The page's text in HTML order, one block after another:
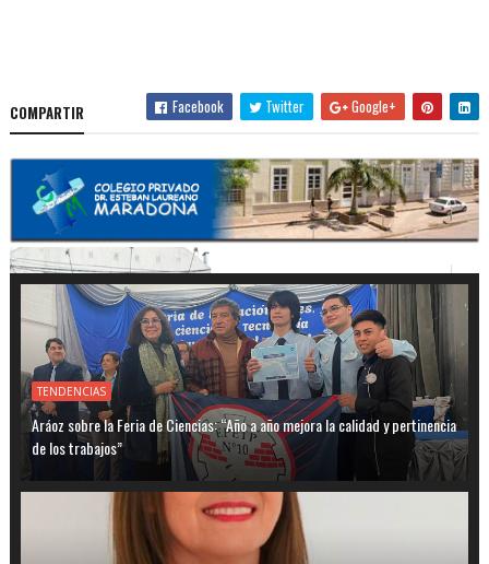
COMPARTIR Facebook Twitter Google+
TENDENCIAS
Aráoz sobre la Feria de Ciencias: “Año a año mejora la calidad y pertinencia
de los trabajos”